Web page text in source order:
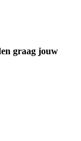
graag jouw